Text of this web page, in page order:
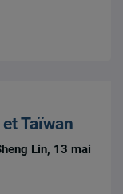
Taïwan
Lin, 13 mai